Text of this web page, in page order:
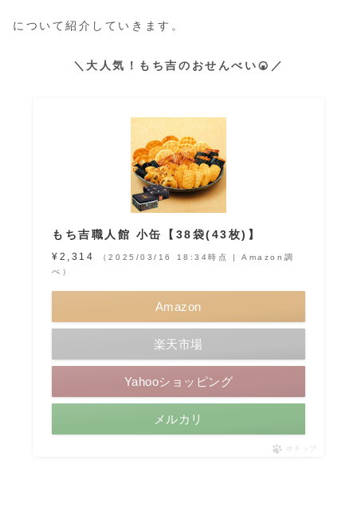
について紹介していきます。
＼大人気！もち吉のおせんべい🍘／
もち吉職人館 小缶【38袋(43枚)】
¥2,314
（2025/03/16 18:34時点 | Amazon調
べ）
Amazon
楽天市場
Yahooショッピング
メルカリ
ポチップ